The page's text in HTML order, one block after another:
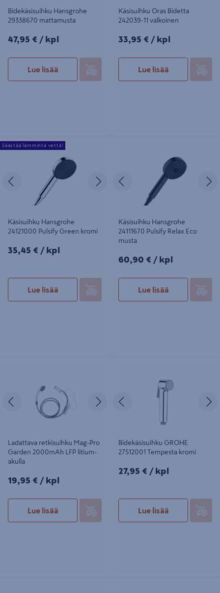
Bidekäsisuihku Hansgrohe
29338670 mattamusta
47,95€/kpl
47,95 € / kpl
Lue lisää
Käsisuihku Oras Bidetta
242039-11 valkoinen
33,95€/kpl
33,95 € / kpl
Lue lisää
Käsisuihku Hansgrohe 24121000
Pulsify Green kromi
Seuraava
Käsisuihku Hansgrohe
24121000 Pulsify Green kromi
35,45€/kpl
35,45 € / kpl
Lue lisää
Säästää lämmintä vettä!
Käsisuihku Hansgrohe
24111670 Pulsify Relax Eco
musta
60,90€/kpl
60,90 € / kpl
Lue lisää
Edellinen Seuraava
Ladattava retkisuihku Mag-Pro
Garden 2000mAh LFP litium-
akulla
19,95€/kpl
19,95 € / kpl
Lue lisää
Edellinen
Bidekäsisuihku GROHE
27512001 Tempesta kromi
27,95€/kpl
27,95 € / kpl
Lue lisää